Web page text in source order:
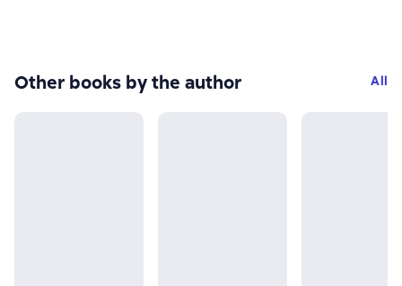
Other books by the author All